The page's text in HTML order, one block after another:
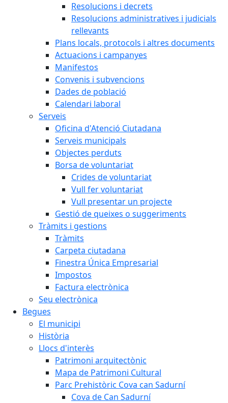
Resolucions i decrets
Resolucions administratives i judicials
rellevants
Plans locals, protocols i altres documents
Actuacions i campanyes
Manifestos
Convenis i subvencions
Dades de població
Calendari laboral
Serveis
Oficina d'Atenció Ciutadana
Serveis municipals
Objectes perduts
Borsa de voluntariat
Crides de voluntariat
Vull fer voluntariat
Vull presentar un projecte
Gestió de queixes o suggeriments
Tràmits i gestions
Tràmits
Carpeta ciutadana
Finestra Única Empresarial
Impostos
Factura electrònica
Seu electrònica
Begues
El municipi
Història
Llocs d'interès
Patrimoni arquitectònic
Mapa de Patrimoni Cultural
Parc Prehistòric Cova can Sadurní
Cova de Can Sadurní